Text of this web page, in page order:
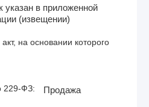
указан в приложенной
(извещении)
на основании которого
229-ФЗ: Продажа